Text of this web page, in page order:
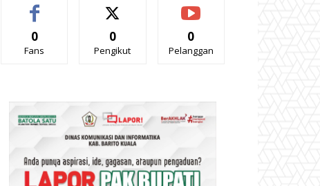
0
Fans
0
Pengikut
0
Pelanggan